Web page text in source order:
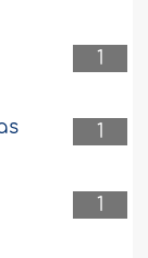
1
1
1